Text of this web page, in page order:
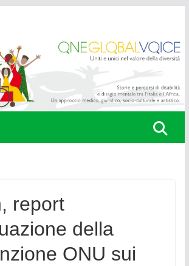
report
della
ONU sui